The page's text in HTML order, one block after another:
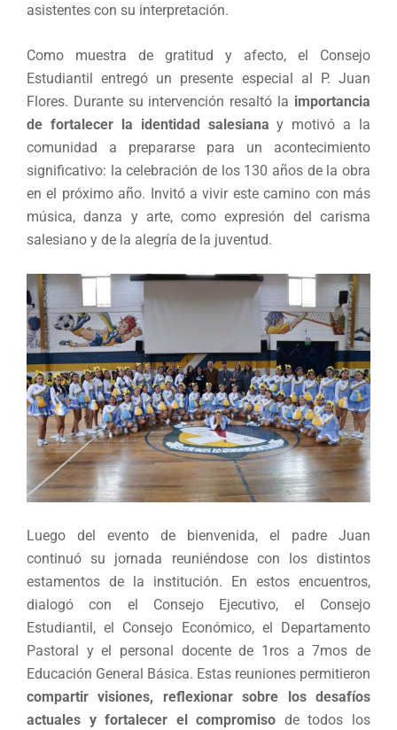
asistentes con su interpretación.
Como muestra de gratitud y afecto, el Consejo
Estudiantil entregó un presente especial al P. Juan
Flores. Durante su intervención resaltó la importancia
de fortalecer la identidad salesiana y motivó a la
comunidad a prepararse para un acontecimiento
significativo: la celebración de los 130 años de la obra
en el próximo año. Invitó a vivir este camino con más
música, danza y arte, como expresión del carisma
salesiano y de la alegría de la juventud.
Luego del evento de bienvenida, el padre Juan
continuó su jornada reuniéndose con los distintos
estamentos de la institución. En estos encuentros,
dialogó con el Consejo Ejecutivo, el Consejo
Estudiantil, el Consejo Económico, el Departamento
Pastoral y el personal docente de 1ros a 7mos de
Educación General Básica. Estas reuniones permitieron
compartir visiones, reflexionar sobre los desafíos
actuales y fortalecer el compromiso de todos los